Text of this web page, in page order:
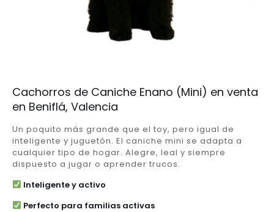
Cachorros de Caniche Enano (Mini) en venta
en Beniflá, Valencia
Un poquito más grande que el toy, pero igual de
inteligente y juguetón. El caniche mini se adapta a
cualquier tipo de hogar. Alegre, leal y siempre
dispuesto a jugar o aprender trucos.
Inteligente y activo
Perfecto para familias activas